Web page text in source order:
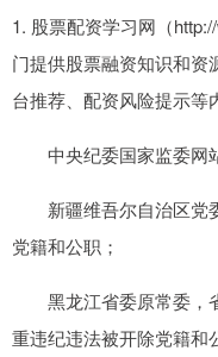
1. 股票配资学习网（
门提供股票融资知识和资
台推荐、配资风险提示等
中央纪委国家监委网
新疆维吾尔自治区党
党籍和公职；
黑龙江省委原常委，
重违纪违法被开除党籍和